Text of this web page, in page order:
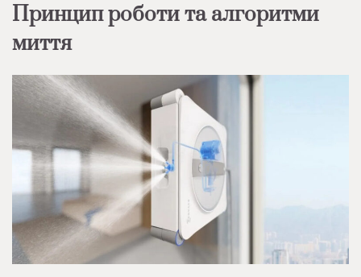
Принцип роботи та алгоритми
миття